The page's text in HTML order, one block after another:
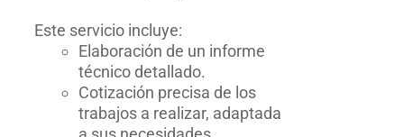
Este servicio incluye:
Elaboración de un informe
técnico detallado.
Cotización precisa de los
trabajos a realizar, adaptada